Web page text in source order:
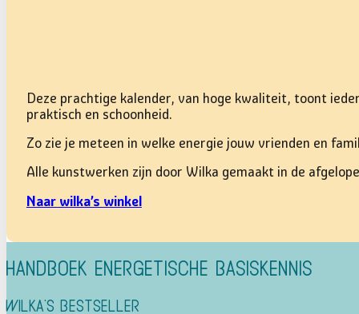
Deze prachtige kalender, van hoge kwaliteit, toont
praktisch en schoonheid.
Zo zie je meteen in welke energie jouw vrienden en
Alle kunstwerken zijn door Wilka gemaakt in de
Naar wilka’s winkel
Handboek Energetische Basiskennis
Wilka's Bestseller